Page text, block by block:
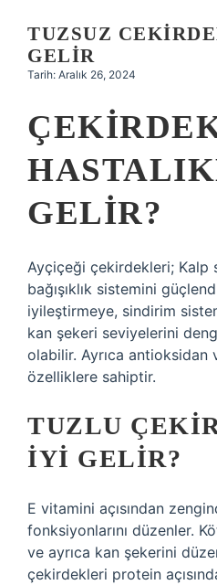
Hakkımızda
TUZSUZ
GELIR
Tarih: Aralık 26, 2024
GELIR?
Ayçiçeği çekirdekleri; Kalp
bağışıklık sistemini
iyileştirmeye, sindirim
kan şekeri seviyelerini
olabilir. Ayrıca
özelliklere sahiptir.
TUZLU
IYI GELIR?
E vitamini açısından
fonksiyonlarını düzenler.
ve ayrıca kan şekerini
çekirdekleri protein